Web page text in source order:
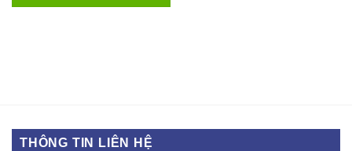
THÔNG TIN LIÊN HỆ